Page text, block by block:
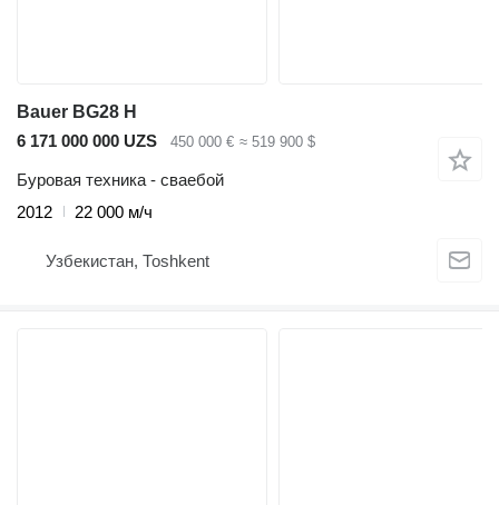
Bauer BG28 H
6 171 000 000 UZS
450 000 € ≈ 519 900 $
Буровая техника - сваебой
2012
22 000 м/ч
Узбекистан, Тоshkent